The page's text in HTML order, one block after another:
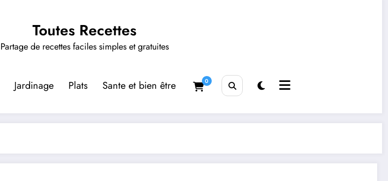
Toutes Recettes
Partage de recettes faciles simples et gratuites
Jardinage Plats Sante et bien être 0